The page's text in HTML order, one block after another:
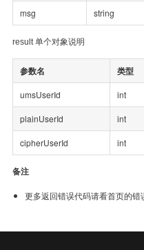
msg string
result 单个对象说明
参数名 类型
umsUserId int
plainUserId int
cipherUserId int
备注
更多返回错误代码请看首页的错